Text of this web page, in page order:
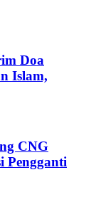
Doa
Islam,
CNG
Pengganti